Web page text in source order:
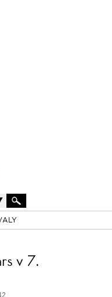
v 7.